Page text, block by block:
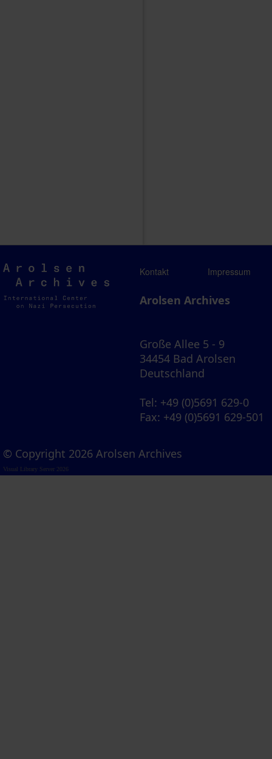
Arolsen
Archives
Kontakt Impressum
Arolsen Archives
Große Allee 5 - 9
34454 Bad Arolsen
Deutschland
Tel: +49 (0)5691 629-0
Fax: +49 (0)5691 629-501
© Copyright 2026 Arolsen Archives
Visual Library Server 2026